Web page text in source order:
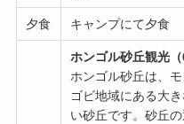
夕食 キャンプにて夕食
ホンゴル砂丘観光（
ホンゴル砂丘は、
ゴビ地域にある大
い砂丘です。砂丘